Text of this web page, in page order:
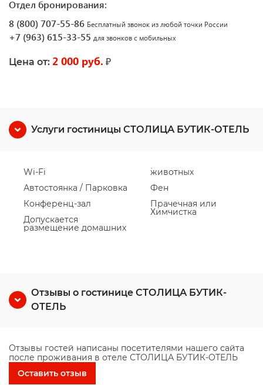
Отдел бронирования:
8 (800) 707-55-86 Бесплатный звонок из любой точки России
+7 (963) 615-33-55 для звонков с мобильных
Цена от: 2 000 руб. ₽
Услуги гостиницы СТОЛИЦА БУТИК-ОТЕЛЬ
Wi-Fi
Автостоянка / Парковка
Конференц-зал
Допускается
размещение домашних
животных
Фен
Прачечная или
Химчистка
Отзывы о гостинице СТОЛИЦА БУТИК-
ОТЕЛЬ
Отзывы гостей написаны посетителями нашего сайта
после проживания в отеле СТОЛИЦА БУТИК-ОТЕЛЬ
Оставить отзыв